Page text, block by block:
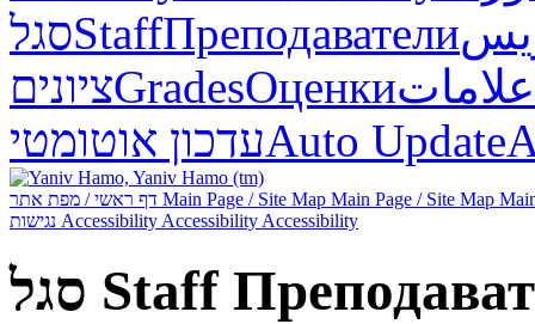
סגלStaffПреподаватели
ציוניםGradesОценкиعلامات
עדכון אוטומטיAuto Update
Main Page / Site Map Main Page / Site Map
Accessibility Accessibility Accessibility
סגל Staff